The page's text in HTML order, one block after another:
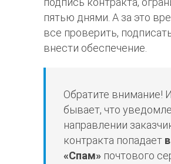
пятью днями. А за это
все проверить,
внести обеспечение.
Обратите внимание!
бывает, что
направлении
контракта попадает
«Спам» почтового